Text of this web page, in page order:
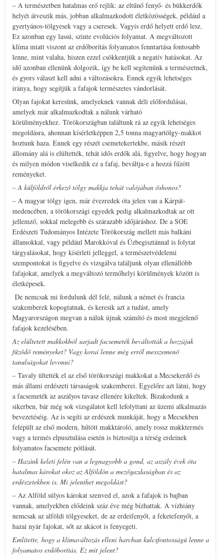
– A természetben hatalmas erő rejlik: az eltűnő fenyő- és bükkerdők
helyét átveszik más, jobban alkalmazkodott életközösségek, például a
gyertyános-tölgyesek vagy a cseresek. Vagyis erdő helyett erdő lesz.
Ez azonban egy lassú, szinte evolúciós folyamat. A megváltozott
klíma miatt viszont az erdőborítás folyamatos fenntartása fontosabb
lenne, mint valaha, hiszen ezzel csökkentjük a negatív hatásokat. Az
idő azonban ellenünk dolgozik, így be kell segítenünk a természetnek,
és gyors választ kell adni a változásokra. Ennek egyik lehetséges
iránya, hogy segítjük a fafajok természetes vándorlását.
Olyan fajokat keresünk, amelyeknek vannak déli előfordulásai,
amelyek már alkalmazkodtak a nálunk várható
körülményekhez. Törökországban találtunk rá az egyik lehetséges
megoldásra, ahonnan kísérletképpen 2,5 tonna magyartölgy-makkot
hoztunk haza. Ennek egy részét csemetekertekbe, másik részét
állomány alá is elültették, tehát idős erdők alá, figyelve, hogy hogyan
és milyen módon viselkedik ez a fafaj, beváltja-e a hozzá fűzött
reményeket.
– A külföldről érkező tölgy makkja tehát valójában őshonos?
– A magyar tölgy igen, már évezredek óta jelen van a Kárpát-
medencében, a törökországi egyedek pedig alkalmazkodtak az ott
jellemző, sokkal melegebb és szárazabb időjáráshoz. De a SOE
Erdészeti Tudományos Intézete Törökország mellett más balkáni
államokkal, vagy például Marokkóval és Üzbegisztánnal is folytat
tárgyalásokat, hogy kísérleti jelleggel, a természetvédelemi
szempontokat is figyelve és vizsgálva találjunk olyan ellenállóbb
fafajokat, amelyek a megváltozó termőhelyi körülmények között is
életképesek.
De nemcsak mi fordulunk dél felé, nálunk a német és francia
szakemberek kopogtatnak, és keresik azt a tudást, amely
Magyarországon megvan a náluk újnak számító és most megjelenő
fafajok kezelésében.
Az elültetett makkokból sarjadt facsemeték beváltották a hozzájuk
fűződő reményeket? Vagy korai lenne még erről messzemenő
tanulságokat levonni?
– Tavaly ültették el az első törökországi makkokat a Mecsekerdő és
más állami erdészeti társaságok szakemberei. Egyelőre azt látni, hogy
a facsemeték az aszályos tavasz ellenére kikeltek. Bizakodunk a
sikerben, bár még sok vizsgálatot kell lefolyttani az üzemi alkalmazás
bevezetéséig. Az is segíti az erdészek munkáját, hogy a Mecsekben
felépült az első modern, hűtött makktároló, amely rossz makktermés
vagy a termés elpusztulása esetén is biztosítja a térség erdeinek
folyamatos facsemete pótlását.
– Hazánk keleti felén van a legnagyobb a gond, az aszály évek óta
hatalmas károkat okoz az Alföldön a mezőgazdaságban és az
erdészetekben is. Mi jelenthet megoldást?
– Az Alföld súlyos károkat szenved el, azok a fafajok is bajban
vannak, amelyekben elődeink száz éve még bízhattak. A vízhiány
nemcsak az alföldi tölgyeseket, de az erdeifenyőt, a feketefenyőt, a
hazai nyár fajokat, sőt az akácot is fenyegeti.
Említette, hogy a klímaváltozás elleni harcban kulcsfontosságú lenne a
folyamatos erdőborítás. Ez mit jelent?